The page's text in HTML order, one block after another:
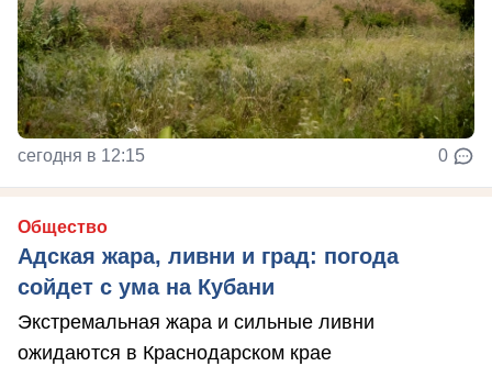
сегодня в 12:15 0
Общество
Адская жара, ливни и град: погода
сойдет с ума на Кубани
Экстремальная жара и сильные ливни
ожидаются в Краснодарском крае